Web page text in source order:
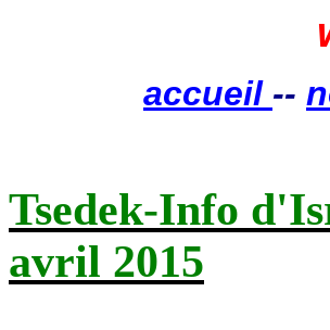
accueil --
Tsedek-Info
avril 2015